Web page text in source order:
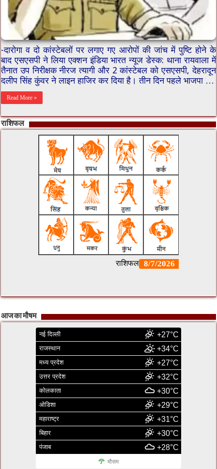
-दारोगा व दो कांस्टेबलों पर लगाए गए आरोपों की जांच में पुष्टि होने के
बाद एसएसपी ने लिया एक्शन इंडिया भारत न्यूज डेस्क: थाना रायवाला में
तैनात उप निरीक्षक नीरज त्यागी और 2 कांस्टेबल को एसएसपी, देहरादून
दलीप सिंह कुंवर ने लाइन हाजिर कर दिया है। तीन दिन पहले भाजपा …
Read More »
राशिफल
आज का मौषम
नई दिल्ली +27°C
राजस्थान +34°C
मध्य प्रदेश +27°C
उत्तर प्रदेश +32°C
कोलकाता +30°C
ओडिशा +29°C
महाराष्ट्र +31°C
बिहार +30°C
पंजाब +28°C
मौसम